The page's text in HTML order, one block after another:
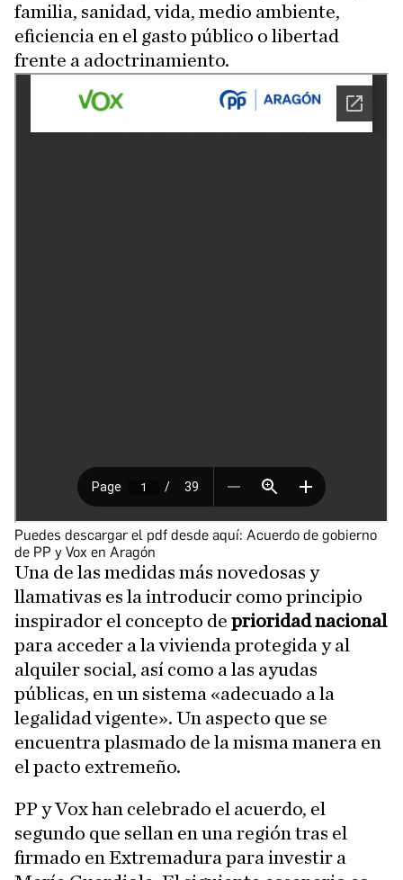
familia, sanidad, vida, medio ambiente,
eficiencia en el gasto público o libertad
frente a adoctrinamiento.
Puedes descargar el pdf desde aquí: Acuerdo de gobierno
de PP y Vox en Aragón
Una de las medidas más novedosas y
llamativas es la introducir como principio
inspirador el concepto de prioridad nacional
para acceder a la vivienda protegida y al
alquiler social, así como a las ayudas
públicas, en un sistema «adecuado a la
legalidad vigente». Un aspecto que se
encuentra plasmado de la misma manera en
el pacto extremeño.
PP y Vox han celebrado el acuerdo, el
segundo que sellan en una región tras el
firmado en Extremadura para investir a